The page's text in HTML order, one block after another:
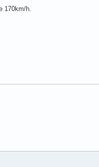
170km/h.